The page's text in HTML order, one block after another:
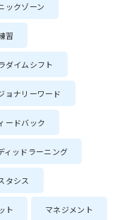
ックゾーン
習
ダイムシフト
ョナリーワード
ードバック
ィッドラーニング
タシス
ト マネジメント